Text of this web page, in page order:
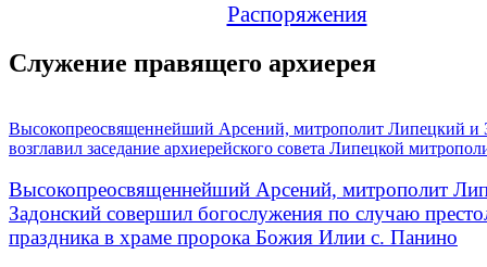
Распоряжения
Служение правящего архиерея
Высокопреосвященнейший Арсений, митрополит Липецкий и
возглавил заседание архиерейского совета Липецкой
Высокопреосвященнейший Арсений, митрополит
Задонский совершил богослужения по случаю
праздника в храме пророка Божия Илии с. Панино